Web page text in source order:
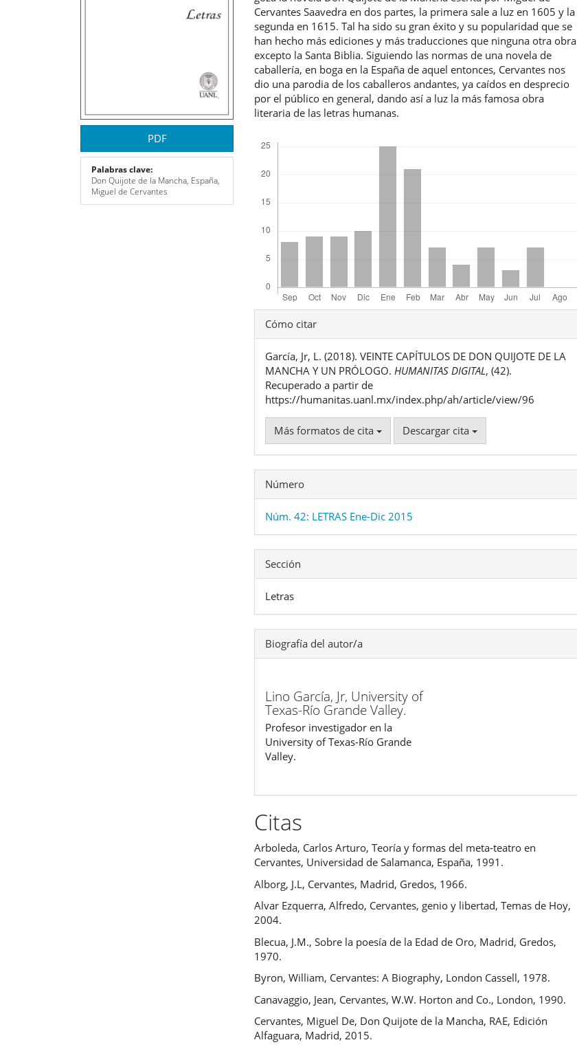
PDF
Palabras clave:
Don Quijote de la Mancha, España,
Miguel de Cervantes
Cervantes Saavedra en dos partes, la primera sale a luz en 1605 y la
segunda en 1615. Tal ha sido su gran éxito y su popularidad que se
han hecho más ediciones y más traducciones que ninguna otra obra
excepto la Santa Biblia. Siguiendo las normas de una novela de
caballería, en boga en la España de aquel entonces, Cervantes nos
dio una parodia de los caballeros andantes, ya caídos en desprecio
por el público en general, dando así a luz la más famosa obra
literaria de las letras humanas.
Detalles
del
artículo
Cómo citar
García, Jr, L. (2018). VEINTE CAPÍTULOS DE DON QUIJOTE DE LA
MANCHA Y UN PRÓLOGO. HUMANITAS DIGITAL, (42).
Recuperado a partir de
https://humanitas.uanl.mx/index.php/ah/article/view/96
Más formatos de cita Descargar cita
Número
Núm. 42: LETRAS Ene-Dic 2015
Sección
Letras
Biografía del autor/a
Lino García, Jr, University of
Texas-Río Grande Valley.
Profesor investigador en la
University of Texas-Río Grande
Valley.
Citas
Arboleda, Carlos Arturo, Teoría y formas del meta-teatro en
Cervantes, Universidad de Salamanca, España, 1991.
Alborg, J.L, Cervantes, Madrid, Gredos, 1966.
Alvar Ezquerra, Alfredo, Cervantes, genio y libertad, Temas de Hoy,
2004.
Blecua, J.M., Sobre la poesía de la Edad de Oro, Madrid, Gredos,
1970.
Byron, William, Cervantes: A Biography, London Cassell, 1978.
Canavaggio, Jean, Cervantes, W.W. Horton and Co., London, 1990.
Cervantes, Miguel De, Don Quijote de la Mancha, RAE, Edición
Alfaguara, Madrid, 2015.